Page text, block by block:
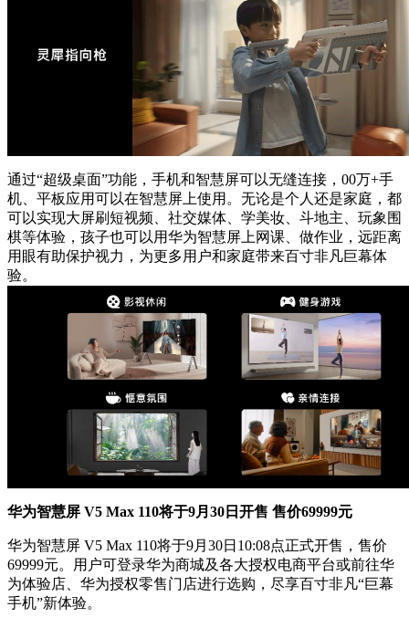
通过“超级桌面”功能，手机和智慧屏可以无缝连接，00万+手
机、平板应用可以在智慧屏上使用。无论是个人还是家庭，都
可以实现大屏刷短视频、社交媒体、学美妆、斗地主、玩象围
棋等体验，孩子也可以用华为智慧屏上网课、做作业，远距离
用眼有助保护视力，为更多用户和家庭带来百寸非凡巨幕体
验。
华为智慧屏 V5 Max 110将于9月30日开售 售价69999元
华为智慧屏 V5 Max 110将于9月30日10:08点正式开售，售价
69999元。用户可登录华为商城及各大授权电商平台或前往华
为体验店、华为授权零售门店进行选购，尽享百寸非凡“巨幕
手机”新体验。